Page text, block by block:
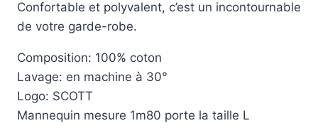
Confortable et polyvalent, c’est un incontournable
de votre garde-robe.
Composition: 100% coton
Lavage: en machine à 30°
Logo: SCOTT
Mannequin mesure 1m80 porte la taille L